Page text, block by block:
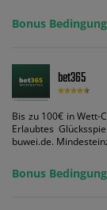
Bonus
bet365
Bis zu 100€ in
Erlaubtes
buwei.de.
ein und wir geben
Wett-Credits, wenn
Bonus